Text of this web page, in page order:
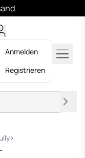
Anmelden
Registrieren
›